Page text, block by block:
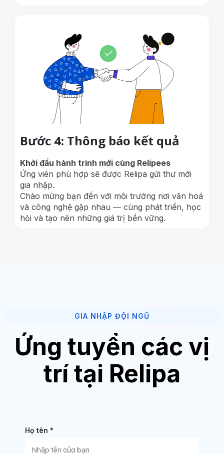
Bước 4: Thông báo kết quả
Khởi đầu hành trình mới cùng Relipees
Ứng viên phù hợp sẽ được Relipa gửi thư mời
gia nhập.
Chào mừng bạn đến với môi trường nơi văn hoá
và công nghệ gặp nhau — cùng phát triển, học
hỏi và tạo nên những giá trị bền vững.
GIA NHẬP ĐỘI NGŨ
Ứng tuyển các vị
trí tại Relipa
Họ tên *